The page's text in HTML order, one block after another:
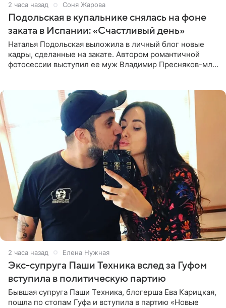
2 часа назад Соня Жарова
Подольская в купальнике снялась на фоне
заката в Испании: «Счастливый день»
Наталья Подольская выложила в личный блог новые
кадры, сделанные на закате. Автором романтичной
фотосессии выступил ее муж Владимир Пресняков-мл.
2 часа назад Елена Нужная
Экс-супруга Паши Техника вслед за Гуфом
вступила в политическую партию
Бывшая супруга Паши Техника, блогерша Ева Карицкая,
пошла по стопам Гуфа и вступила в партию «Новые